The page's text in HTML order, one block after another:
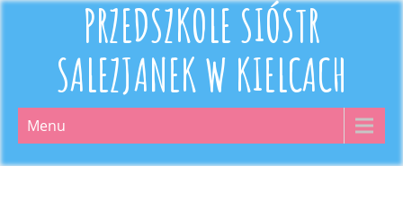
PRZEDSZKOLE SIÓSTR
SALEZJANEK W KIELCACH
Menu